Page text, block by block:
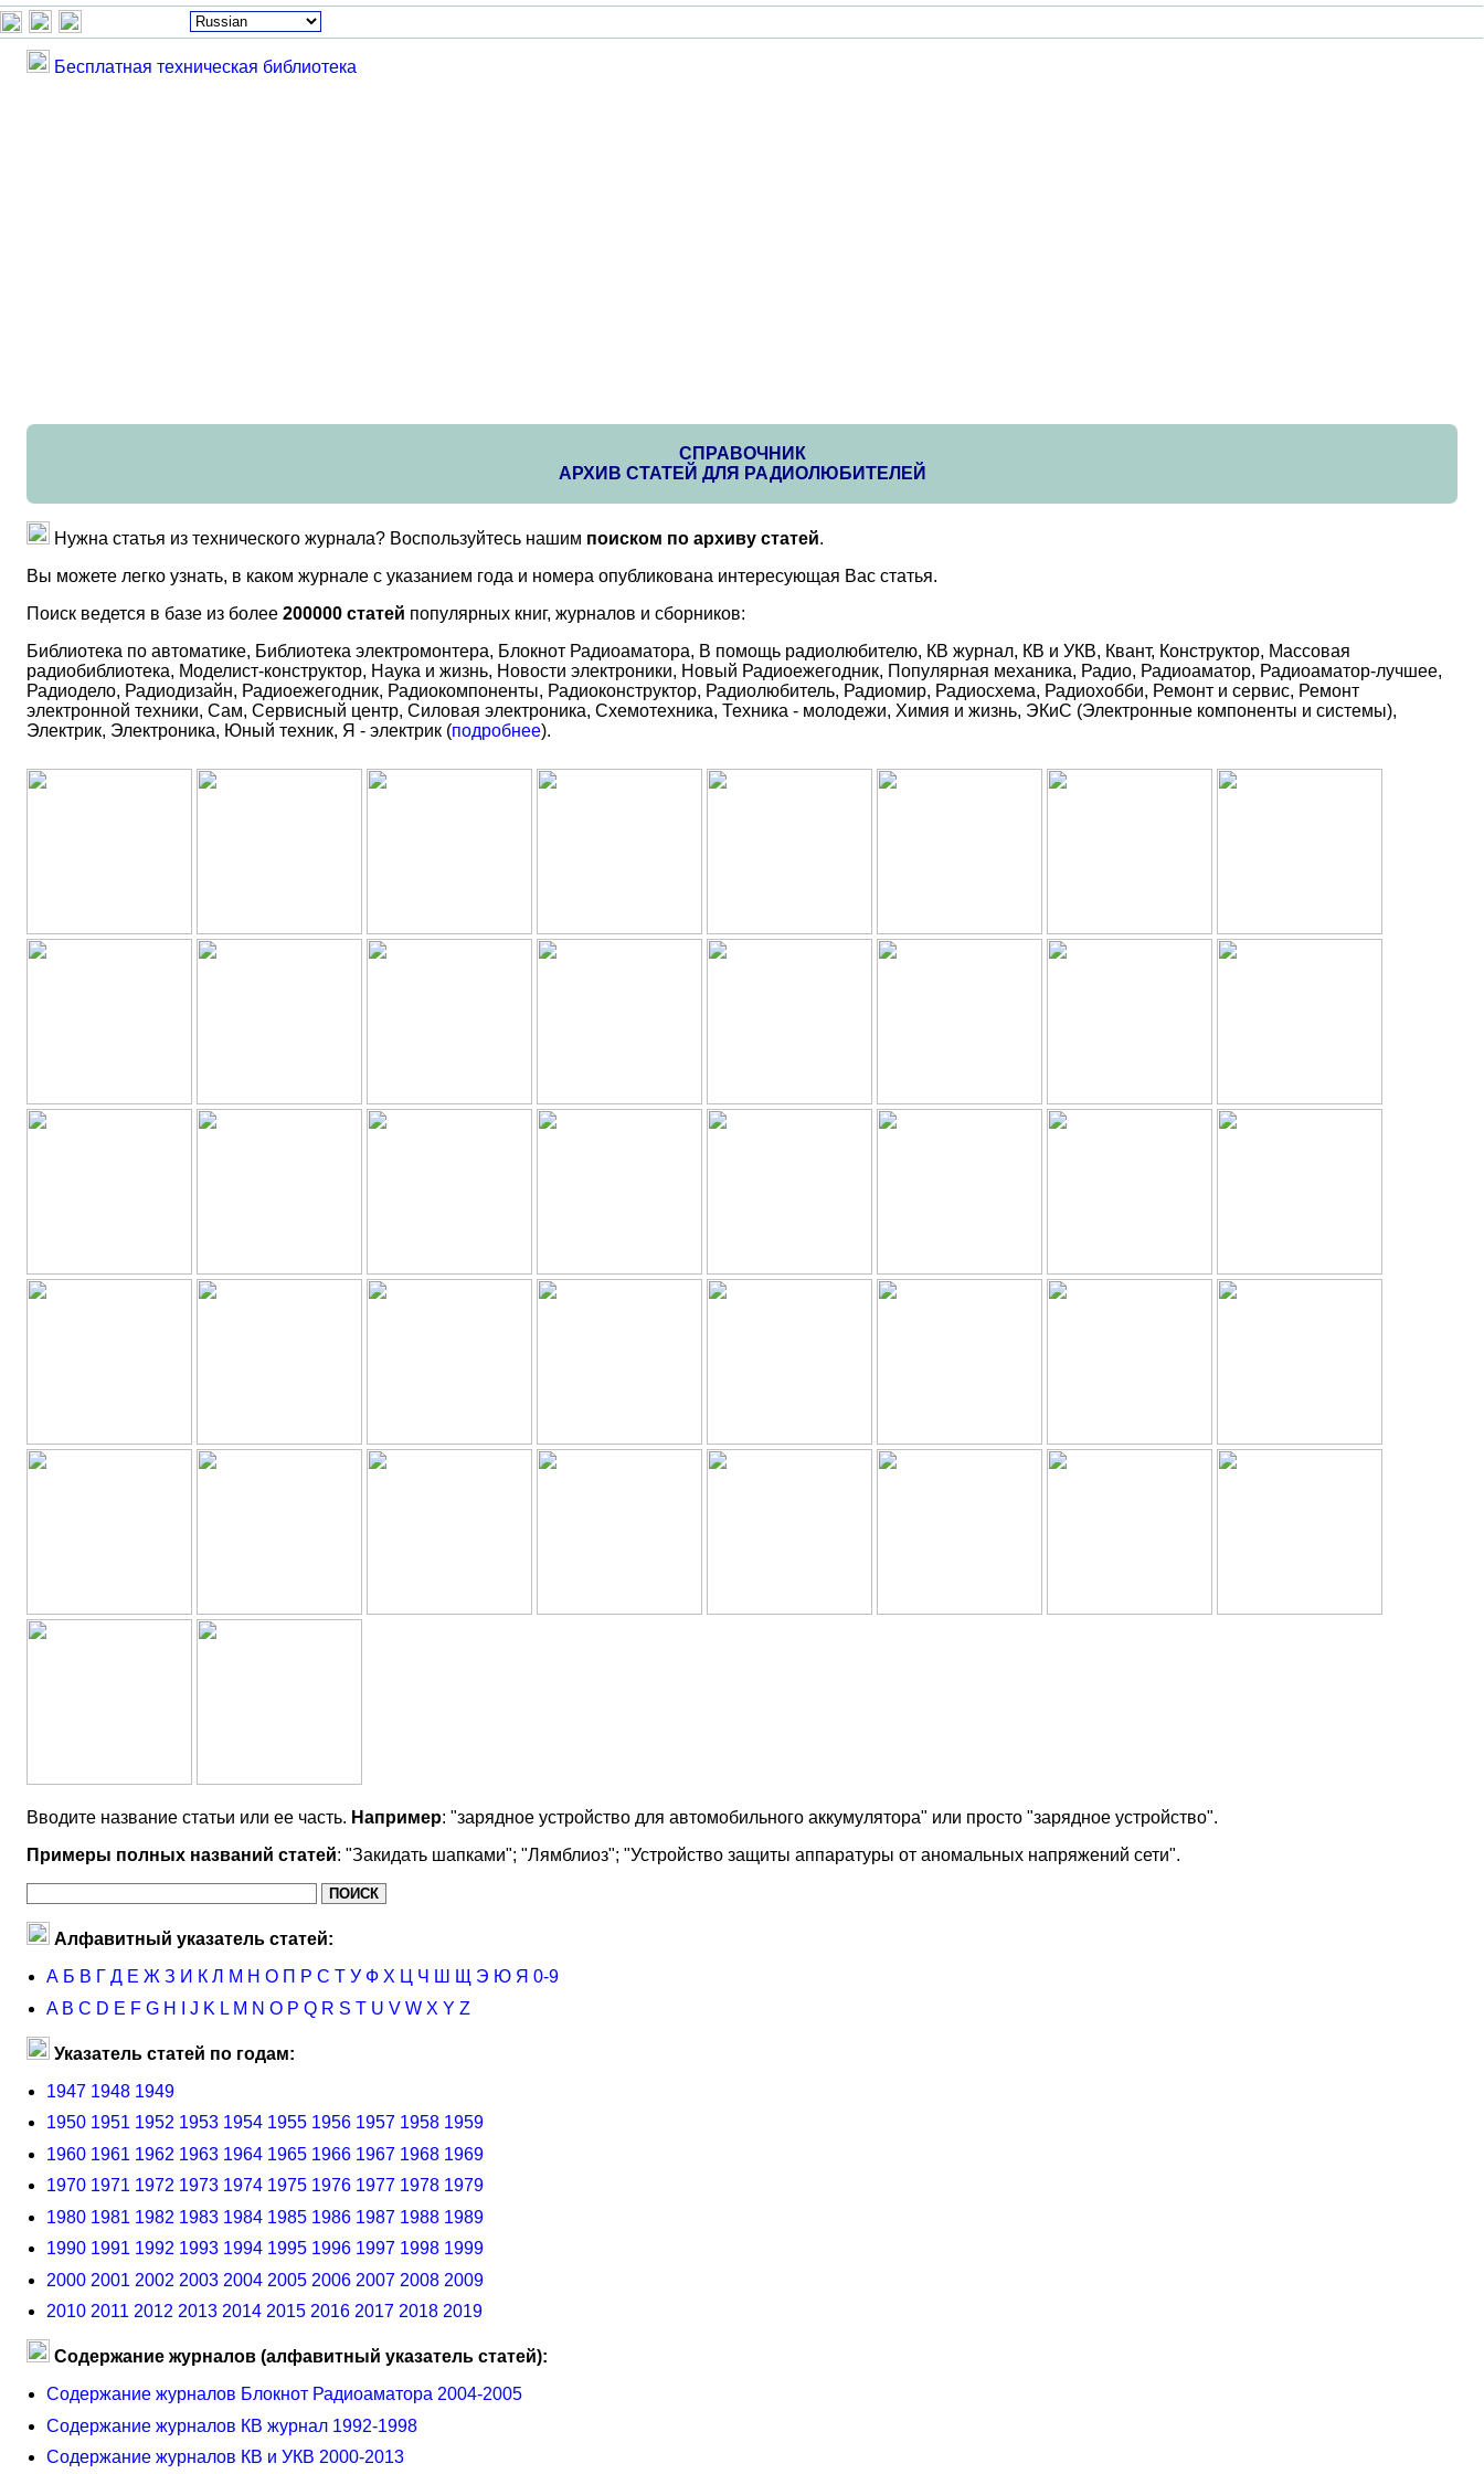
Бесплатная техническая библиотека
СПРАВОЧНИК
АРХИВ СТАТЕЙ ДЛЯ РАДИОЛЮБИТЕЛЕЙ
Нужна статья из технического журнала? Воспользуйтесь нашим поиском по архиву статей.
Вы можете легко узнать, в каком журнале с указанием года и номера опубликована интересующая Вас статья.
Поиск ведется в базе из более 200000 статей популярных книг, журналов и сборников:
Библиотека по автоматике, Библиотека электромонтера, Блокнот Радиоаматора, В помощь радиолюбителю, КВ журнал, КВ и УКВ, Квант, Конструктор, Массовая
радиобиблиотека, Моделист-конструктор, Наука и жизнь, Новости электроники, Новый Радиоежегодник, Популярная механика, Радио, Радиоаматор, Радиоаматор-лучшее,
Радиодело, Радиодизайн, Радиоежегодник, Радиокомпоненты, Радиоконструктор, Радиолюбитель, Радиомир, Радиосхема, Радиохобби, Ремонт и сервис, Ремонт
электронной техники, Сам, Сервисный центр, Силовая электроника, Схемотехника, Техника - молодежи, Химия и жизнь, ЭКиС (Электронные компоненты и системы),
Электрик, Электроника, Юный техник, Я - электрик (подробнее).
Вводите название статьи или ее часть. Например: "зарядное устройство для автомобильного аккумулятора" или просто "зарядное устройство".
Примеры полных названий статей: "Закидать шапками"; "Лямблиоз"; "Устройство защиты аппаратуры от аномальных напряжений сети".
Алфавитный указатель статей:
А Б В Г Д Е Ж З И К Л М Н О П Р С Т У Ф Х Ц Ч Ш Щ Э Ю Я 0-9
A B C D E F G H J K L M N O P Q R S T U V W X Y Z
Указатель статей по годам:
1947 1948 1949
1950 1951 1952 1953 1954 1955 1956 1957 1958 1959
1960 1961 1962 1963 1964 1965 1966 1967 1968 1969
1970 1971 1972 1973 1974 1975 1976 1977 1978 1979
1980 1981 1982 1983 1984 1985 1986 1987 1988 1989
1990 1991 1992 1993 1994 1995 1996 1997 1998 1999
2000 2001 2002 2003 2004 2005 2006 2007 2008 2009
2010 2011 2012 2013 2014 2015 2016 2017 2018 2019
Содержание журналов (алфавитный указатель статей):
Содержание журналов Блокнот Радиоаматора 2004-2005
Содержание журналов КВ журнал 1992-1998
Содержание журналов КВ и УКВ 2000-2013